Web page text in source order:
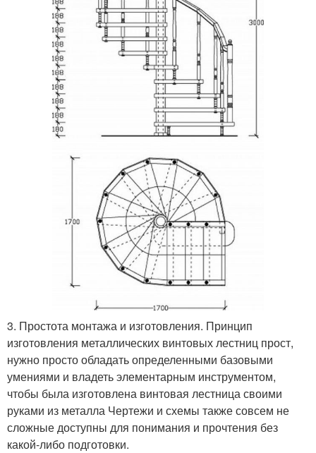
3. Простота монтажа и изготовления. Принцип
изготовления металлических винтовых лестниц прост,
нужно просто обладать определенными базовыми
умениями и владеть элементарным инструментом,
чтобы была изготовлена винтовая лестница своими
руками из металла Чертежи и схемы также совсем не
сложные доступны для понимания и прочтения без
какой-либо подготовки.